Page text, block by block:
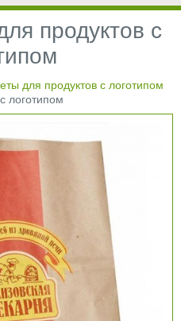
продуктов с
для продуктов с логотипом
логотипом